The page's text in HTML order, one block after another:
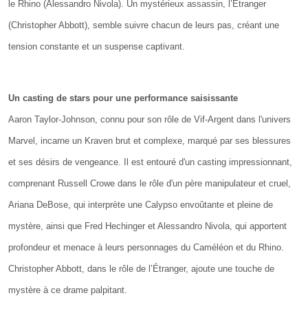
le Rhino (Alessandro Nivola). Un mystérieux assassin, l’Étranger
(Christopher Abbott), semble suivre chacun de leurs pas, créant une
tension constante et un suspense captivant.
Un casting de stars pour une performance saisissante
Aaron Taylor-Johnson, connu pour son rôle de Vif-Argent dans l'univers
Marvel, incarne un Kraven brut et complexe, marqué par ses blessures
et ses désirs de vengeance. Il est entouré d'un casting impressionnant,
comprenant Russell Crowe dans le rôle d'un père manipulateur et cruel,
Ariana DeBose, qui interprète une Calypso envoûtante et pleine de
mystère, ainsi que Fred Hechinger et Alessandro Nivola, qui apportent
profondeur et menace à leurs personnages du Caméléon et du Rhino.
Christopher Abbott, dans le rôle de l’Étranger, ajoute une touche de
mystère à ce drame palpitant.